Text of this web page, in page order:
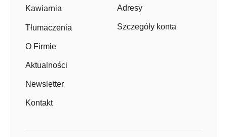
Kawiarnia
Tłumaczenia
O Firmie
Aktualności
Newsletter
Kontakt
Adresy
Szczegóły konta